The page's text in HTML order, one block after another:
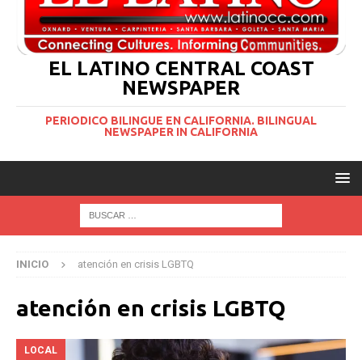
EL LATINO CENTRAL COAST
NEWSPAPER
PERIODICO BILINGUE EN CALIFORNIA. BILINGUAL
NEWSPAPER IN CALIFORNIA
INICIO atención en crisis LGBTQ
atención en crisis LGBTQ
LOCAL